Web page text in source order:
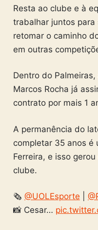
Resta ao clube e à
trabalhar juntos para
retomar o caminho
em outras
Dentro do
Marcos Rocha já
contrato por mais 1
A permanência do
completar 35 anos é
Ferreira, e isso
clube.
🗞 @UOLEsporte
📸 Cesar…